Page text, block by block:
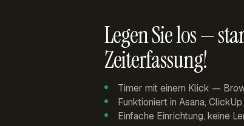
Legen Sie los —
Zeiterfassung!
Timer mit einem Klick —
Funktioniert in Asana,
Einfache Einrichtung, keine